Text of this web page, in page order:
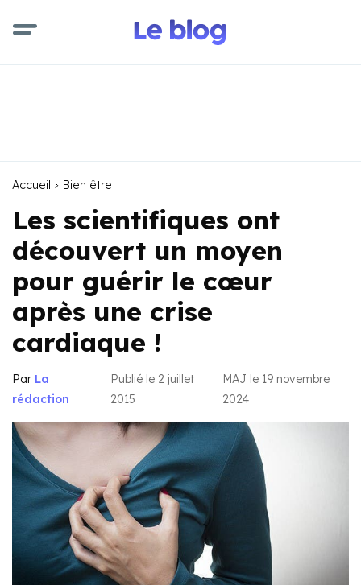
Accueil Bien être
Les scientifiques ont
découvert un moyen
pour guérir le cœur
après une crise
cardiaque !
Par La
rédaction
Publié le 2 juillet
2015
MAJ le 19 novembre
2024